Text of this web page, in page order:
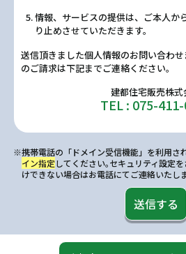
情報、サービスの提供は、ご本人か
り止めさせていただきます。
送信頂きました個人情報のお問い合わ
のご請求は下記までご連絡ください。
建都住宅販売株式
TEL : 075-
※携帯電話の「ドメイン受信機能」を利用さ
イン指定してください｡セキュリティ設定
けできない場合はお電話にてご連絡いたしま
送信する